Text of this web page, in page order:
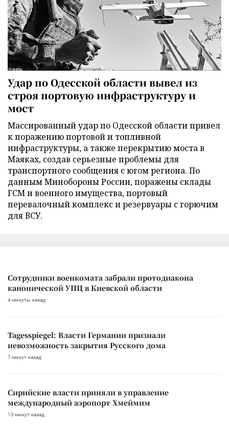
Удар по Одесской области вывел из
строя портовую инфраструктуру и
мост
Массированный удар по Одесской области привел
к поражению портовой и топливной
инфраструктуры, а также перекрытию моста в
Маяках, создав серьезные проблемы для
транспортного сообщения с югом региона. По
данным Минобороны России, поражены склады
ГСМ и военного имущества, портовый
перевалочный комплекс и резервуары с горючим
для ВСУ.
Сотрудники военкомата забрали протодиакона
канонической УПЦ в Киевской области
4 минуты назад
Tagesspiegel: Власти Германии признали
невозможность закрытия Русского дома
7 минут назад
Сирийские власти приняли в управление
международный аэропорт Хмеймим
13 минут назад